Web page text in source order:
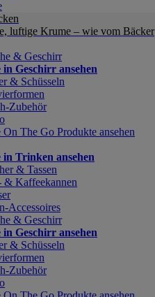
luftige Krume – wie vom Bäcker
& Geschirr
in Geschirr ansehen
& Schüsseln
Zubehör
The Go Produkte ansehen
in Trinken ansehen
& Tassen
& Kaffeekannen
Accessoires
& Geschirr
in Geschirr ansehen
& Schüsseln
Zubehör